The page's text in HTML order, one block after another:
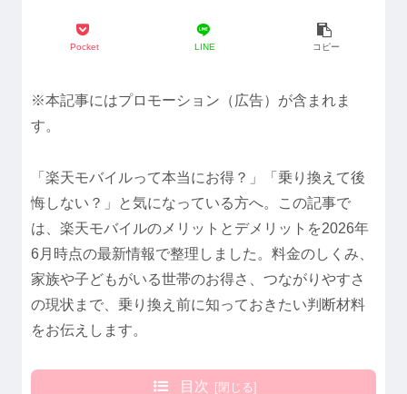
Pocket LINE コピー
※本記事にはプロモーション（広告）が含まれま
す。
「楽天モバイルって本当にお得？」「乗り換えて後
悔しない？」と気になっている方へ。この記事で
は、楽天モバイルのメリットとデメリットを2026年
6月時点の最新情報で整理しました。料金のしくみ、
家族や子どもがいる世帯のお得さ、つながりやすさ
の現状まで、乗り換え前に知っておきたい判断材料
をお伝えします。
目次